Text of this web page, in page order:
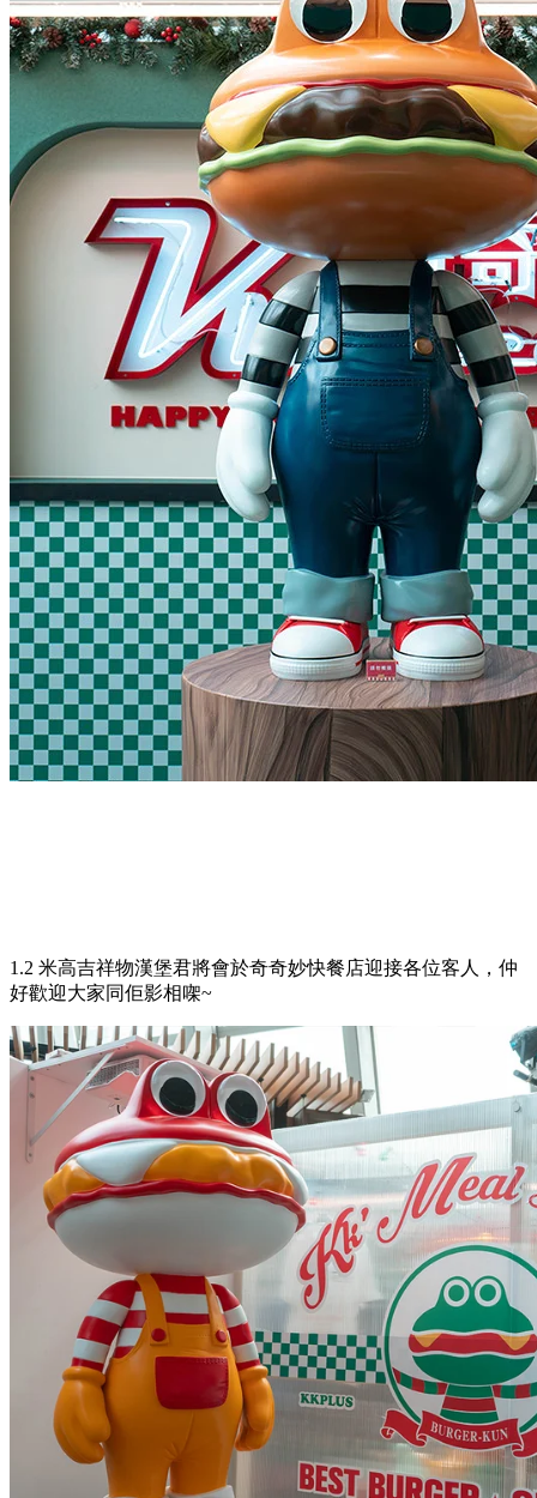
1.2 米高吉祥物漢堡君將會於奇奇妙快餐店迎接各位客人，仲
好歡迎大家同佢影相㗎~